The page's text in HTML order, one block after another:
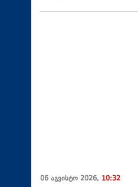
06 აგვისტო 2026, 10:32